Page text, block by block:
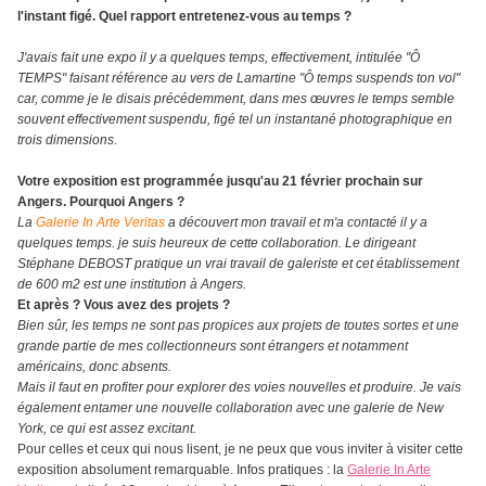
l'instant figé. Quel rapport entretenez-vous au temps ?
J'avais fait une expo il y a quelques temps, effectivement, intitulée "Ô
TEMPS" faisant référence au vers de Lamartine "Ô temps suspends ton vol"
car, comme je le disais précédemment, dans mes œuvres le temps semble
souvent effectivement suspendu, figé tel un instantané photographique en
trois dimensions.
Votre exposition est programmée jusqu'au 21 février prochain sur
Angers. Pourquoi Angers ?
La Galerie In Arte Veritas a découvert mon travail et m'a contacté il y a
quelques temps. je suis heureux de cette collaboration. Le dirigeant
Stéphane DEBOST pratique un vrai travail de galeriste et cet établissement
de 600 m2 est une institution à Angers.
Et après ? Vous avez des projets ?
Bien sûr, les temps ne sont pas propices aux projets de toutes sortes et une
grande partie de mes collectionneurs sont étrangers et notamment
américains, donc absents.
Mais il faut en profiter pour explorer des voies nouvelles et produire. Je vais
également entamer une nouvelle collaboration avec une galerie de New
York, ce qui est assez excitant.
Pour celles et ceux qui nous lisent, je ne peux que vous inviter à visiter cette
exposition absolument remarquable. Infos pratiques : la Galerie In Arte